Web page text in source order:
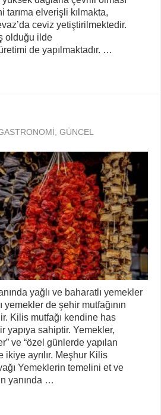
tarıma elverişli kılmakta,
ceviz yetiştirilmektedir.
olduğu ilde
de yapılmaktadır. …
,GÜNCEL
yağlı ve baharatlı yemekler
de şehir mutfağının
Kilis mutfağı kendine has
yapıya sahiptir. Yemekler,
ve “özel günlerde yapılan
ikiye ayrılır. Meşhur Kilis
Yemeklerin temelini et ve
yanında …